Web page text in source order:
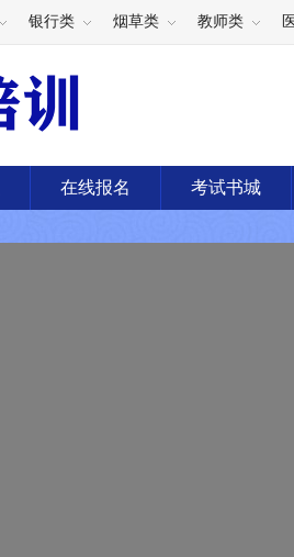
银行类 烟草类 教师类
在线报名 考试书城